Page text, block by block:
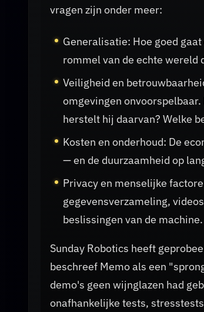
vragen zijn onder meer:
Generalisatie: Hoe goed
rommel van de echte wereld
Veiligheid en
omgevingen
herstelt hij daarvan? Welke
Kosten en onderhoud: De
— en de duurzaamheid op
Privacy en menselijke
gegevensverzameling,
beslissingen van de machine.
Sunday Robotics heeft
beschreef Memo als een
demo's geen wijnglazen had
onafhankelijke tests,